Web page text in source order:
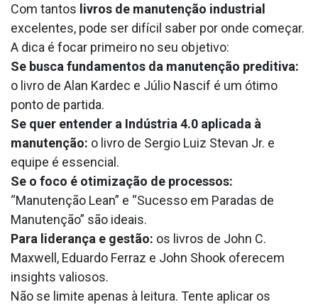
Com tantos livros de manutenção industrial
excelentes, pode ser difícil saber por onde começar.
A dica é focar primeiro no seu objetivo:
Se busca fundamentos da manutenção preditiva:
o livro de Alan Kardec e Júlio Nascif é um ótimo
ponto de partida.
Se quer entender a Indústria 4.0 aplicada à
manutenção: o livro de Sergio Luiz Stevan Jr. e
equipe é essencial.
Se o foco é otimização de processos:
“Manutenção Lean” e “Sucesso em Paradas de
Manutenção” são ideais.
Para liderança e gestão: os livros de John C.
Maxwell, Eduardo Ferraz e John Shook oferecem
insights valiosos.
Não se limite apenas à leitura. Tente aplicar os